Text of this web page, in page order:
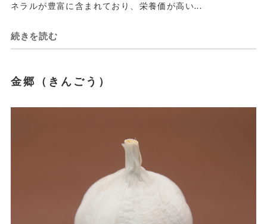
ネラルが豊富に含まれており、栄養価が高い...
続きを読む
金郷（きんごう）